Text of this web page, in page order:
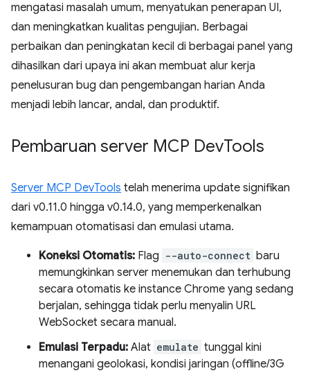
mengatasi masalah umum, menyatukan penerapan UI,
dan meningkatkan kualitas pengujian. Berbagai
perbaikan dan peningkatan kecil di berbagai panel yang
dihasilkan dari upaya ini akan membuat alur kerja
penelusuran bug dan pengembangan harian Anda
menjadi lebih lancar, andal, dan produktif.
Pembaruan server MCP DevTools
Server MCP DevTools telah menerima update signifikan
dari v0.11.0 hingga v0.14.0, yang memperkenalkan
kemampuan otomatisasi dan emulasi utama.
Koneksi Otomatis: Flag --auto-connect baru
memungkinkan server menemukan dan terhubung
secara otomatis ke instance Chrome yang sedang
berjalan, sehingga tidak perlu menyalin URL
WebSocket secara manual.
Emulasi Terpadu: Alat emulate tunggal kini
menangani geolokasi, kondisi jaringan (offline/3G